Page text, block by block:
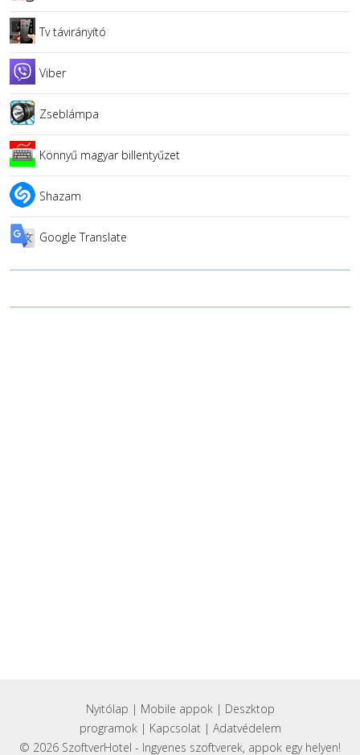
Tv távirányító
Viber
Zseblámpa
Könnyű magyar billentyűzet
Shazam
Google Translate
Nyitólap | Mobile appok| Deszktop
programok| Kapcsolat| Adatvédelem
© 2026 SzoftverHotel - Ingyenes szoftverek, appok egy helyen!